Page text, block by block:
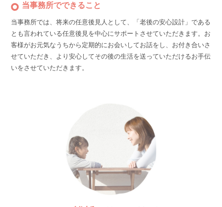
当事務所でできること
当事務所では、将来の任意後見人として、「老後の安心設計」である
とも言われている任意後見を中心にサポートさせていただきます。お
客様がお元気なうちから定期的にお会いしてお話をし、お付き合いさ
せていただき、より安心してその後の生活を送っていただけるお手伝
いをさせていただきます。